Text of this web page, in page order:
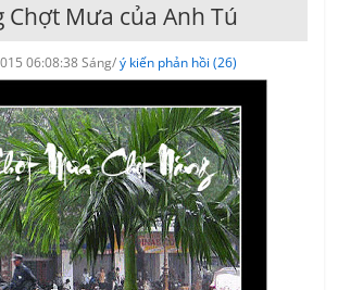
Chợt Mưa của Anh Tú
06:08:38 Sáng/ý kiến phản hồi (26)